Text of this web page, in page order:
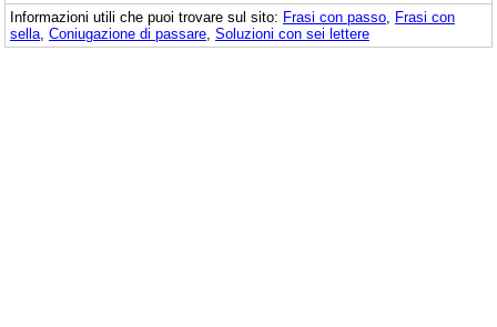
Informazioni utili che puoi trovare sul sito: Frasi con passo Frasi con
sella Coniugazione di passare Soluzioni con sei lettere